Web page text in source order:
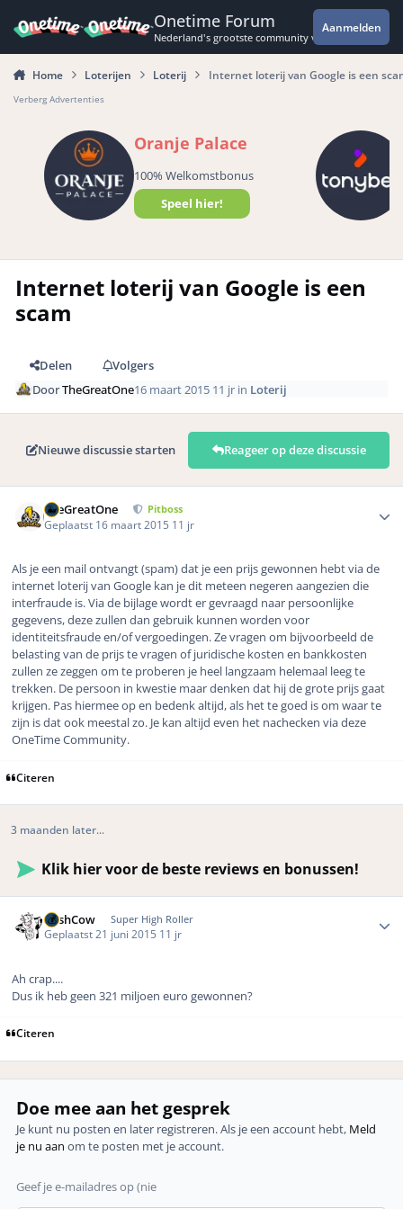
Onetime Forum
Nederland's grootste community voor de
Aanmelden
Home Loterijen Loterij Internet loterij van Google is een
Verberg Advertenties
Oranje Palace
100% Welkomstbonus
Speel hier!
Internet loterij van Google is een
scam
Delen
Volgers
DoorTheGreatOne16 maart 2015 11 jr in Loterij
Nieuwe discussie starten Reageer op deze discussie
TheGreatOne Pitboss
Geplaatst 16 maart 2015 11 jr
Als je een mail ontvangt (spam) dat je een prijs gewonnen hebt via de
internet loterij van Google kan je dit meteen negeren aangezien die
interfraude is. Via de bijlage wordt er gevraagd naar persoonlijke
gegevens, deze zullen dan gebruik kunnen worden voor
identiteitsfraude en/of vergoedingen. Ze vragen om bijvoorbeeld de
belasting van de prijs te vragen of juridische kosten en bankkosten
zullen ze zeggen om te proberen je heel langzaam helemaal leeg te
trekken. De persoon in kwestie maar denken dat hij de grote prijs gaat
krijgen. Pas hiermee op en bedenk altijd, als het te goed is om waar te
zijn is dat ook meestal zo. Je kan altijd even het nachecken via deze
OneTime Community.
Citeren
3 maanden later...
Klik hier voor de beste reviews en bonussen!
CashCow Super High Roller
Geplaatst 21 juni 2015 11 jr
Ah crap....
Dus ik heb geen 321 miljoen euro gewonnen?
Citeren
Doe mee aan het gesprek
Je kunt nu posten en later registreren. Als je een account hebt, Meld
je nu aan om te posten met je account.